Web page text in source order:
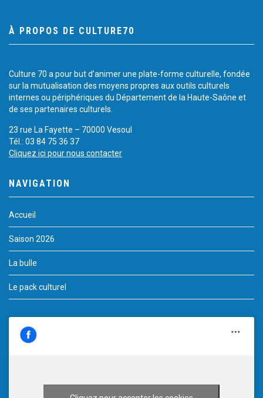
À PROPOS DE CULTURE70
Culture 70 a pour but d’animer une plate-forme culturelle, fondée
sur la mutualisation des moyens propres aux outils culturels
internes ou périphériques du Département de la Haute-Saône et
de ses partenaires culturels.
23 rue La Fayette – 70000 Vesoul
Tél.: 03 84 75 36 37
Cliquez ici pour nous contacter
NAVIGATION
Accueil
Saison 2026
La bulle
Le pack culturel